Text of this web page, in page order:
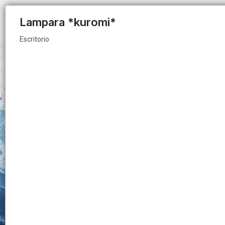
Escritorio
Lampara *kuromi*
Escritorio